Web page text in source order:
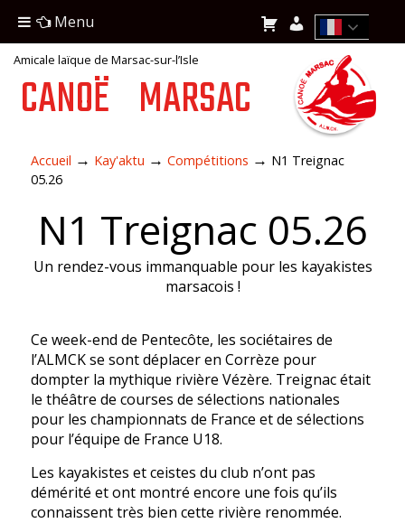
Amicale laïque de Marsac-sur-l’Isle
CANOË MARSAC
Accueil → Kay'aktu → Compétitions → N1 Treignac
05.26
N1 Treignac 05.26
Un rendez-vous immanquable pour les kayakistes
marsacois !
Ce week-end de Pentecôte, les sociétaires de
l’ALMCK se sont déplacer en Corrèze pour
dompter la mythique rivière Vézère. Treignac était
le théâtre de courses de sélections nationales
pour les championnats de France et de sélections
pour l’équipe de France U18.
Les kayakistes et ceistes du club n’ont pas
démérité et ont montré encore une fois qu’ils
connaissent très bien cette rivière renommée.
Menu